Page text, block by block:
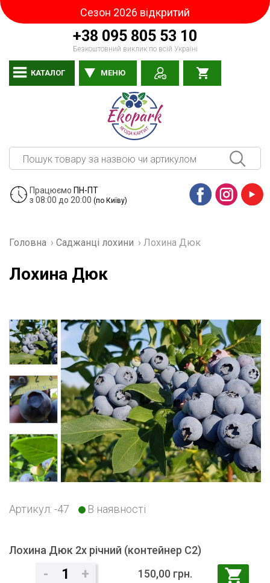
+38 095 805 53 10
Безкоштовний виклик по всій Україні
Сезон 2026 відкритий
Працюємо ПН-ПТ
з 08:00 до 20:00 (по Київу)
КАТАЛОГ МЕНЮ
Головна › Саджанці лохини › Лохина Дюк
Лохина Дюк
Артикул: -47 В наявності
Лохина Дюк 2х річний (контейнер С2)
- 1 + 150,00 грн.